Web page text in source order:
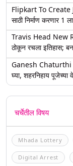
Flipkart To Create
साठी निर्माण करणार 1
Travis Head New
ठोकून रचला इतिहास;
Ganesh Chaturthi
घ्या, शहरनिहाय पूजेच्या
चर्चेतील विषय
Mhada Lottery
Digital Arrest